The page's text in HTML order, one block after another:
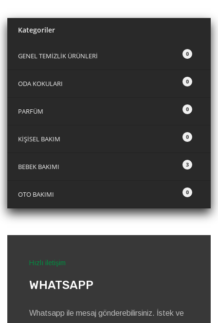
Kategoriler
0
GENEL TEMİZLİK ÜRÜNLERİ
0
ODA KOKULARI
0
PARFÜM
0
KİŞİSEL BAKIM
3
BEBEK BAKIMI
0
OTO BAKIMI
Hızlı iletişim
WHATSAPP
Whatsapp ile mesaj gönderebilirsiniz. İstek ve